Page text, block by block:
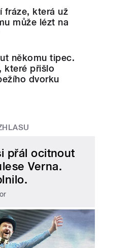
fráze, která už
může lézt na
někomu tipec.
které přišlo
dvorku
přál ocitnout
Verna.